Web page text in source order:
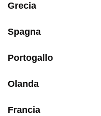
Grecia
Spagna
Portogallo
Olanda
Francia